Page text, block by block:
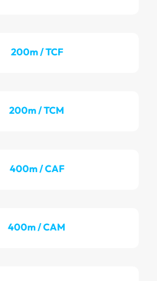
200m / TCF
200m / TCM
400m / CAF
400m / CAM